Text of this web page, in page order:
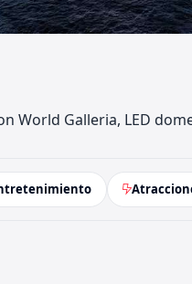
World Galleria, LED